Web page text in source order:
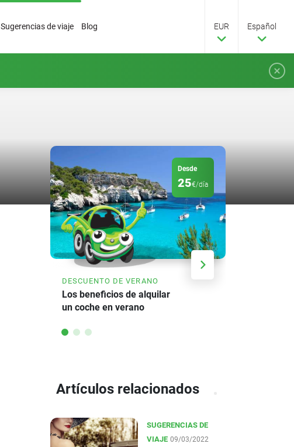
Sugerencias de viaje Blog EUR Español
Desde
25€/día
DESCUENTO DE VERANO
Los beneficios de alquilar
un coche en verano
Artículos relacionados
SUGERENCIAS DE
VIAJE 09/03/2022